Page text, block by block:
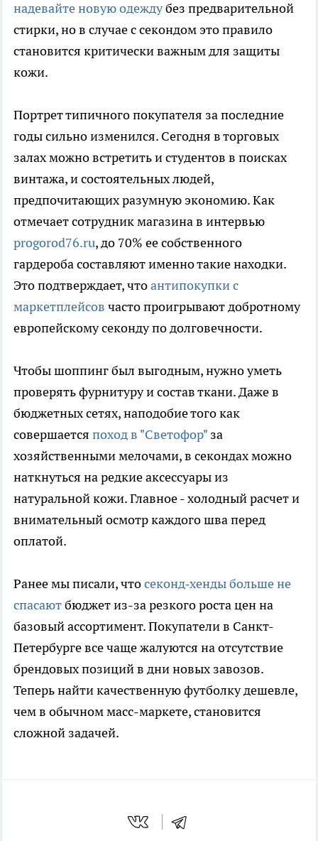
надевайте новую одеждубез предварительной
стирки, но в случае с секондом это правило
становится критически важным для защиты
кожи.
Портрет типичного покупателя за последние
годы сильно изменился. Сегодня в торговых
залах можно встретить и студентов в поисках
винтажа, и состоятельных людей,
предпочитающих разумную экономию. Как
отмечает сотрудник магазина в интервью
progorod76.ru, до 70% ее собственного
гардероба составляют именно такие находки.
Это подтверждает, чтоантипокупки с
маркетплейсов часто проигрывают добротному
европейскому секонду по долговечности.
Чтобы шоппинг был выгодным, нужно уметь
проверять фурнитуру и состав ткани. Даже в
бюджетных сетях, наподобие того как
совершается поход в "Светофор" за
хозяйственными мелочами, в секондах можно
наткнуться на редкие аксессуары из
натуральной кожи. Главное - холодный расчет и
внимательный осмотр каждого шва перед
оплатой.
Ранее мы писали, чтосеконд‑хенды больше не
спасаютбюджет из-за резкого роста цен на
базовый ассортимент. Покупатели в Санкт-
Петербурге все чаще жалуются на отсутствие
брендовых позиций в дни новых завозов.
Теперь найти качественную футболку дешевле,
чем в обычном масс-маркете, становится
сложной задачей.